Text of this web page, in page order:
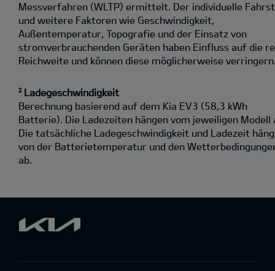
Messverfahren (WLTP) ermittelt. Der individuelle
und weitere Faktoren wie Geschwindigkeit,
Außentemperatur, Topografie und der Einsatz von
stromverbrauchenden Geräten haben Einfluss auf die
Reichweite und können diese möglicherweise
² Ladegeschwindigkeit
Berechnung basierend auf dem Kia EV3 (58,3 kWh
Batterie). Die Ladezeiten hängen vom jeweiligen Modell
Die tatsächliche Ladegeschwindigkeit und Ladezeit
von der Batterietemperatur und den
ab.